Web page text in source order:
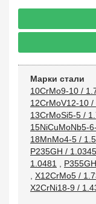
Марки стали
10CrMo9-10 /
12CrMoV12-10 /
13CrMoSi5-5 /
15NiCuMoNb5-
18MnMo4-5 /
P235GH / 1.0345
1.0481
X12CrMo5 /
X2CrNi18-9 /